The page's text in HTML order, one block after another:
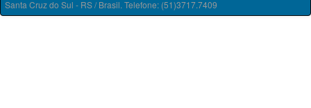
Santa Cruz do Sul - RS / Brasil. Telefone: (51)3717.7409